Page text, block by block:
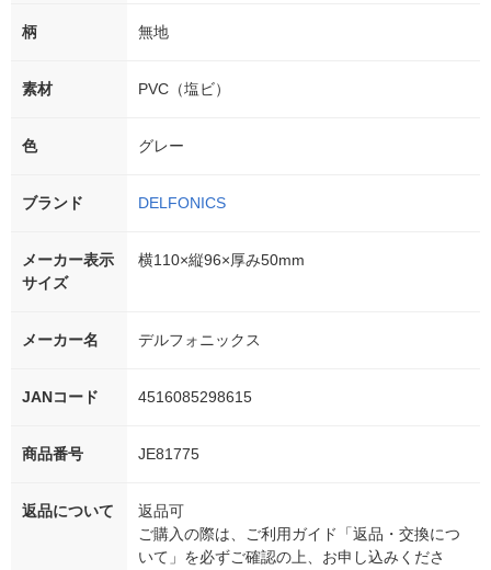
柄 無地
素材 PVC（塩ビ）
色 グレー
ブランド DELFONICS
メーカー表示
サイズ
横110×縦96×厚み50mm
メーカー名 デルフォニックス
JANコード 4516085298615
商品番号 JE81775
返品について
返品可
ご購入の際は、ご利用ガイド「返品・交換につ
いて」を必ずご確認の上、お申し込みくださ